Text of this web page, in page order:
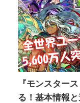
『モンスター
る！基本情報